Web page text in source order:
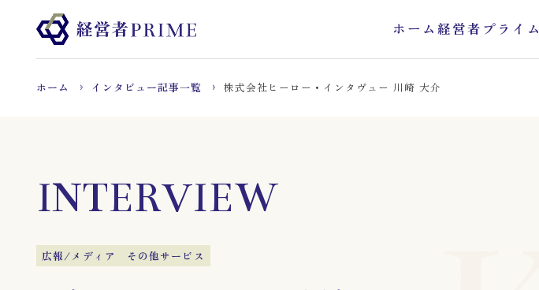
ホーム 経営者プライ
ホーム インタビュー記事一覧 株式会社ヒーロー・インタヴュー 川崎 大介
INTERVIEW
広報/メディア その他サービス